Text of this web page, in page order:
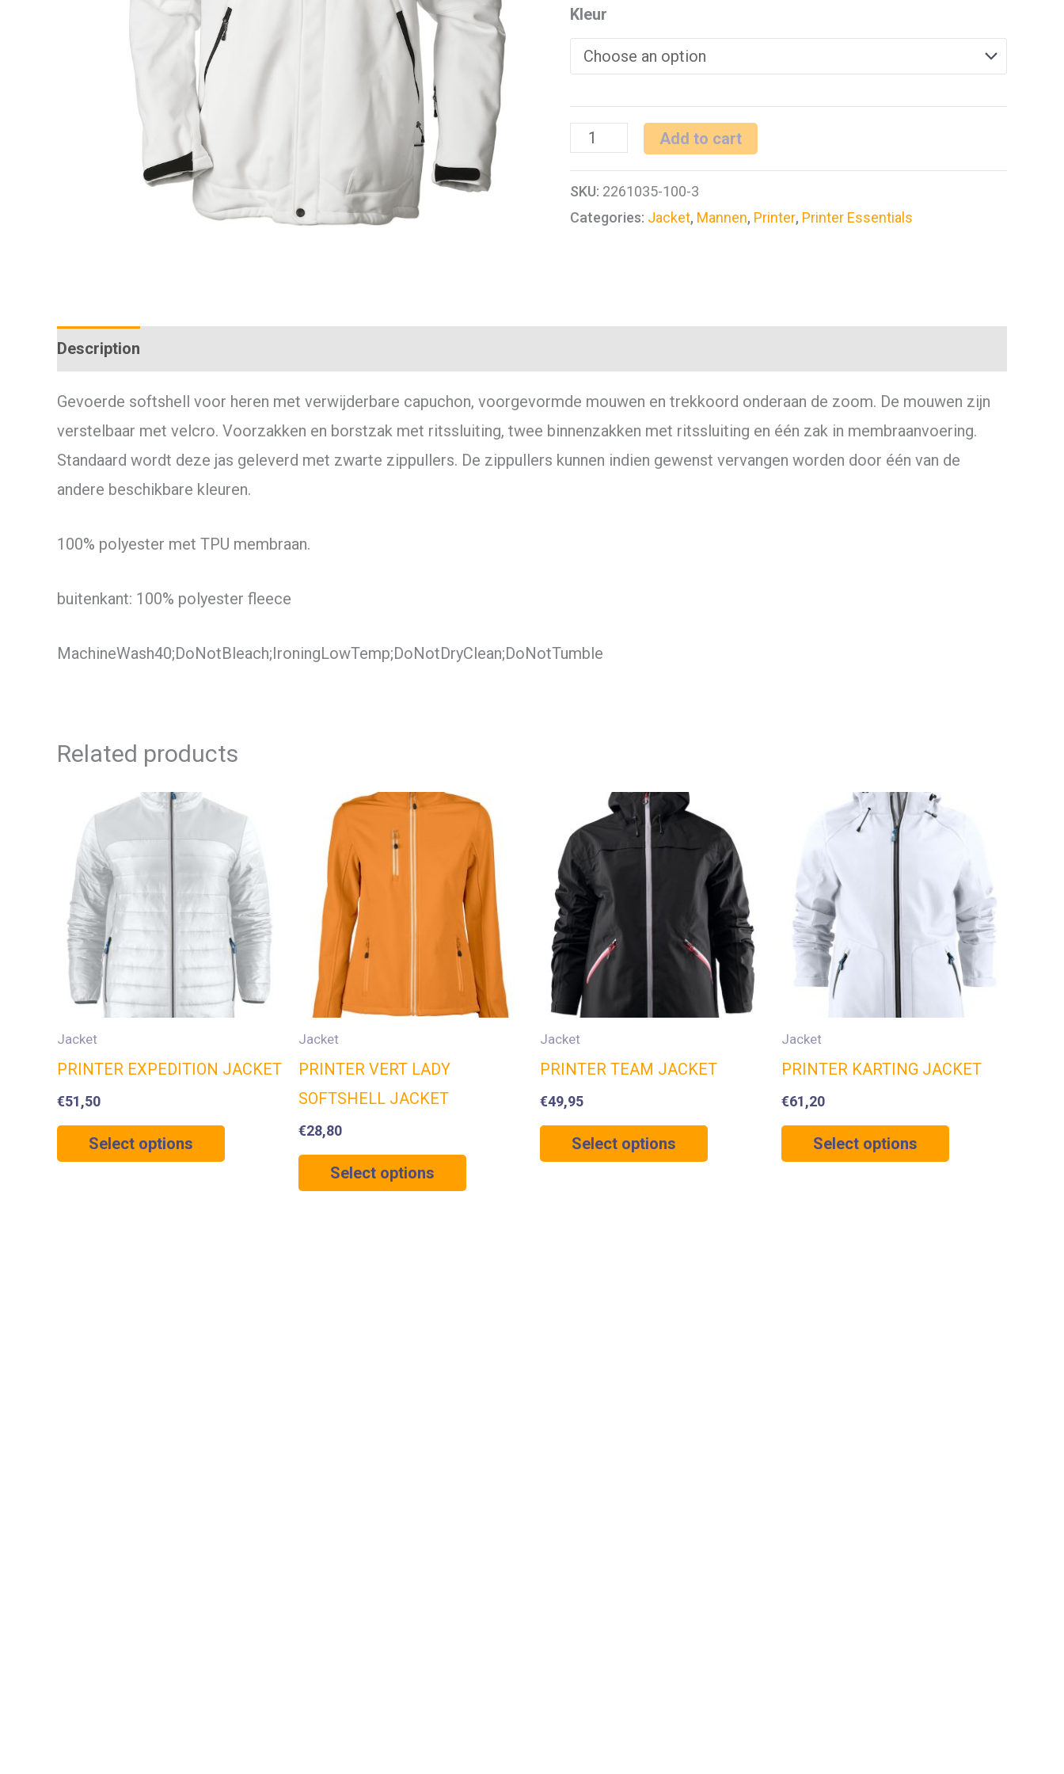
Kleur
PRINTER
SKELETON
SOFTSHELL
JACKET
Add to cart
SKU: 2261035-100-3
Categories: Jacket, Mannen, Printer, Printer Essentials
Description
Gevoerde softshell voor heren met verwijderbare capuchon, voorgevormde mouwen en trekkoord onderaan de zoom. De mouwen zijn
verstelbaar met velcro. Voorzakken en borstzak met ritssluiting, twee binnenzakken met ritssluiting en één zak in membraanvoering.
Standaard wordt deze jas geleverd met zwarte zippullers. De zippullers kunnen indien gewenst vervangen worden door één van de
andere beschikbare kleuren.
100% polyester met TPU membraan.
buitenkant: 100% polyester fleece
MachineWash40;DoNotBleach;IroningLowTemp;DoNotDryClean;DoNotTumble
Related products
Jacket
PRINTER EXPEDITION JACKET
€51,50
Select options
Jacket
PRINTER VERT LADY
SOFTSHELL JACKET
€28,80
Select options
Jacket
PRINTER TEAM JACKET
€49,95
Select options
Jacket
PRINTER KARTING JACKET
€61,20
Select options